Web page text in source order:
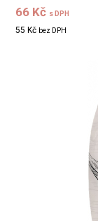
66 Kč s DPH
55 Kč bez DPH